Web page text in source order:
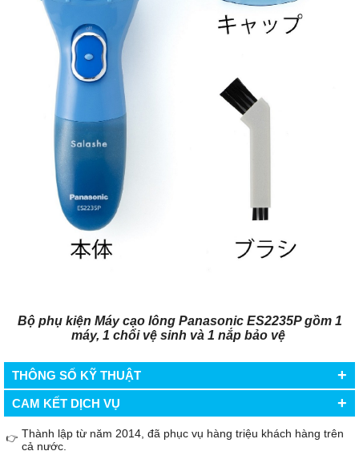
Bộ phụ kiện Máy cạo lông Panasonic ES2235P gồm 1
máy, 1 chổi vệ sinh và 1 nắp bảo vệ
THÔNG SỐ KỸ THUẬT +
CAM KẾT DỊCH VỤ +
👉 Thành lập từ năm 2014, đã phục vụ hàng triệu khách hàng trên
cả nước.